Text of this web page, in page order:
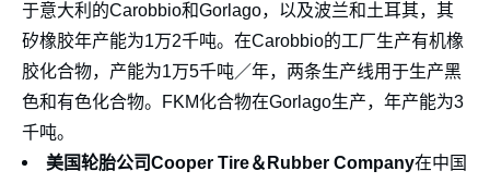
于意大利的Carobbio和Gorlago，以及波兰和土耳其，其
矽橡胶年产能为1万2千吨。在Carobbio的工厂生产有机橡
胶化合物，产能为1万5千吨／年，两条生产线用于生产黑
色和有色化合物。FKM化合物在Gorlago生产，年产能为3
千吨。
美国轮胎公司Cooper Tire＆Rubber Company在中国